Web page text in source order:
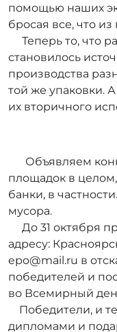
помощью наших
бросая все, что
Теперь то, что
становилось
производства
той же упаковки.
их вторичного
Объявляем
площадок в
банки, в
мусора.
До 31 октября
адресу:
epo@mail.ru в
победителей и
во Всемирный
Победители, и те
дипломами и